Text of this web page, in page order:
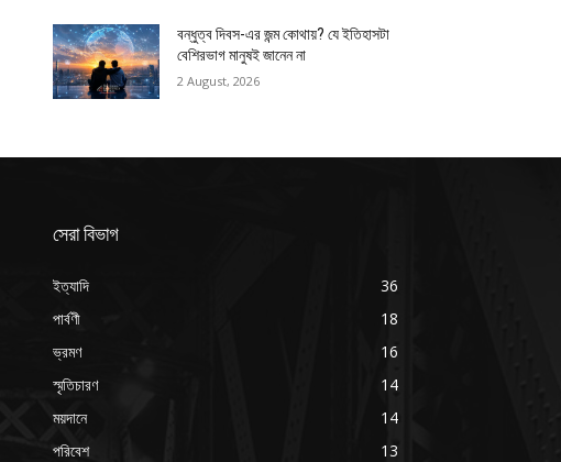
বন্ধুত্ব দিবস-এর জন্ম কোথায়? যে ইতিহাসটা
বেশিরভাগ মানুষই জানেন না
2 August, 2026
সেরা বিভাগ
ইত্যাদি
36
পার্বণী
18
ভ্রমণ
16
স্মৃতিচারণ
14
ময়দানে
14
পরিবেশ
13